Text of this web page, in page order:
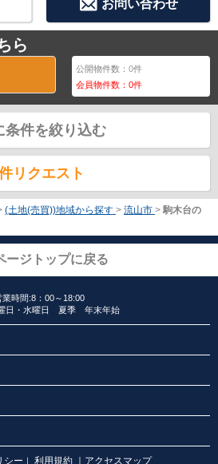
お問い合わせ
ら
公開物件数：0件
会員物件数：0件
条件を絞り込む
リクエスト
(土地(売買))地域から探す > 流山市 > 駒木台の
ージトップに戻る
業時間:8：00～18:00
日・水曜日 夏季 年末年始
シー ｜ 利用規約 ｜アクセスマップ